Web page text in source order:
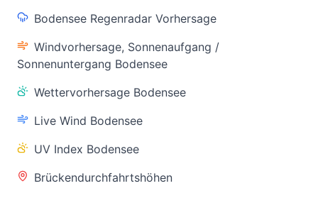
Bodensee Regenradar Vorhersage
Windvorhersage, Sonnenaufgang /
Sonnenuntergang Bodensee
Wettervorhersage Bodensee
Live Wind Bodensee
UV Index Bodensee
Brückendurchfahrtshöhen
(Konstanz)
Wassertemperatur
(Friedrichshafen)
Warnstatus
✅ Keine
Warnung